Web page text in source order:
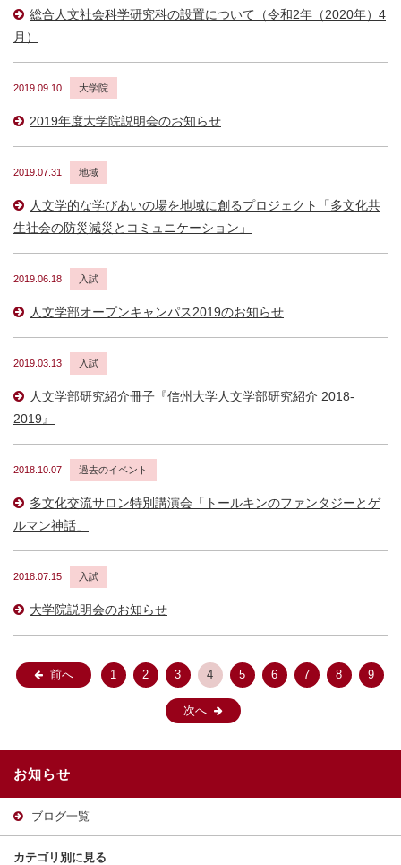
総合人文社会科学研究科の設置について（令和2年（2020年）4
月）
2019.09.10 大学院
2019年度大学院説明会のお知らせ
2019.07.31 地域
人文学的な学びあいの場を地域に創るプロジェクト「多文化共
生社会の防災減災とコミュニケーション」
2019.06.18 入試
人文学部オープンキャンパス2019のお知らせ
2019.03.13 入試
人文学部研究紹介冊子『信州大学人文学部研究紹介 2018-
2019』
2018.10.07 過去のイベント
多文化交流サロン特別講演会「トールキンのファンタジーとゲ
ルマン神話」
2018.07.15 入試
大学院説明会のお知らせ
前へ 1 2 3 4 5 6 7 8 9
次へ
お知らせ
ブログ一覧
カテゴリ別に見る